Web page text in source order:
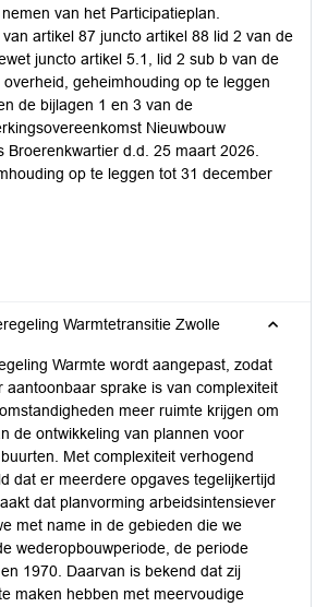
van het Participatieplan.
artikel 87 juncto artikel 88 lid 2 van de
juncto artikel 5.1, lid 2 sub b van de
overheid, geheimhouding op te leggen
de bijlagen 1 en 3 van de
Nieuwbouw
Broerenkwartier d.d. 25 maart 2026.
op te leggen tot 31 december
Warmtetransitie Zwolle
Warmte wordt aangepast, zodat
aantoonbaar sprake is van complexiteit
meer ruimte krijgen om
de ontwikkeling van plannen voor
Met complexiteit verhogend
dat er meerdere opgaves tegelijkertijd
dat planvorming arbeidsintensiever
met name in de gebieden die we
wederopbouwperiode, de periode
1970. Daarvan is bekend dat zij
maken hebben met meervoudige